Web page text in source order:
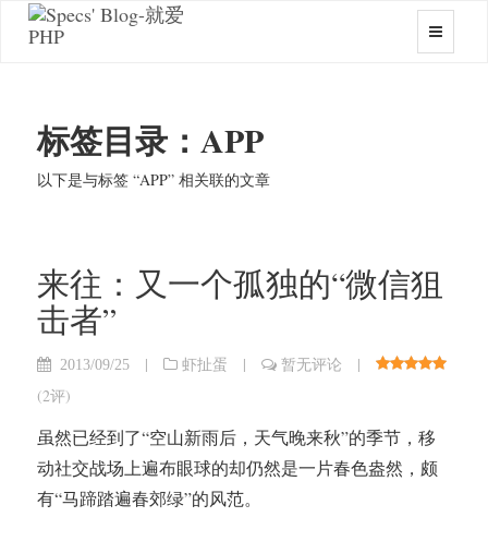
标签目录：APP
以下是与标签 “APP” 相关联的文章
来往：又一个孤独的“微信狙
击者”
2013/09/25 | 虾扯蛋 | 暂无评论
|
(2评)
虽然已经到了“空山新雨后，天气晚来秋”的季节，移
动社交战场上遍布眼球的却仍然是一片春色盎然，颇
有“马蹄踏遍春郊绿”的风范。